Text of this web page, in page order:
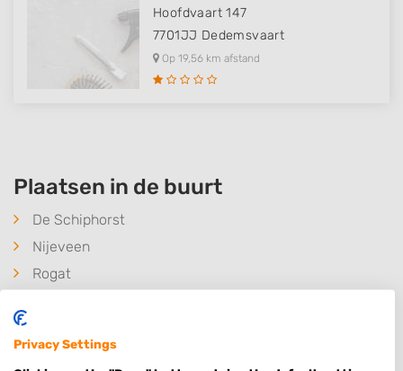
Hoofdvaart 147
7701JJ Dedemsvaart
Op 19,56 km afstand
Plaatsen in de buurt
De Schiphorst
Nijeveen
Rogat
Staphorst
Privacy Settings